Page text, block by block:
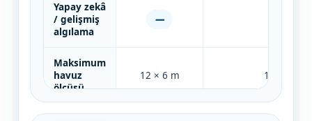
Yapay zekâ
/ gelişmiş
algılama
—
Maksimum
havuz
ölçüsü
12 × 6 m 13 × 6 m